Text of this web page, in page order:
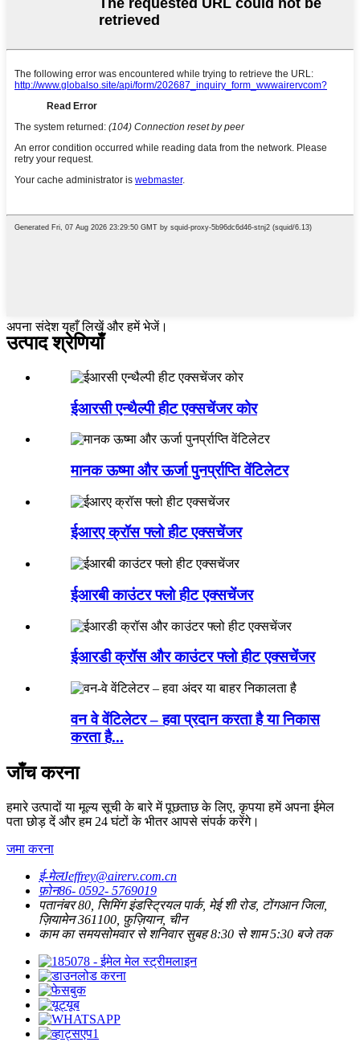
अपना संदेश यहाँ लिखें और हमें भेजें।
उत्पाद श्रेणियाँ
ईआरसी एन्थैल्पी हीट एक्सचेंजर कोर
मानक ऊष्मा और ऊर्जा पुनर्प्राप्ति वेंटिलेटर
ईआरए क्रॉस फ्लो हीट एक्सचेंजर
ईआरबी काउंटर फ्लो हीट एक्सचेंजर
ईआरडी क्रॉस और काउंटर फ्लो हीट एक्सचेंजर
वन वे वेंटिलेटर – हवा प्रदान करता है या निकास
करता है...
जाँच करना
हमारे उत्पादों या मूल्य सूची के बारे में पूछताछ के लिए, कृपया हमें अपना ईमेल
पता छोड़ दें और हम 24 घंटों के भीतर आपसे संपर्क करेंगे।
जमा करना
ई-मेलJeffrey@airerv.com.cn
फ़ोन86- 0592- 5769019
पतानंबर 80, सिमिंग इंडस्ट्रियल पार्क, मेई शी रोड, टोंगआन जिला,
ज़ियामेन 361100, फ़ुज़ियान, चीन
काम का समयसोमवार से शनिवार सुबह 8:30 से शाम 5:30 बजे तक